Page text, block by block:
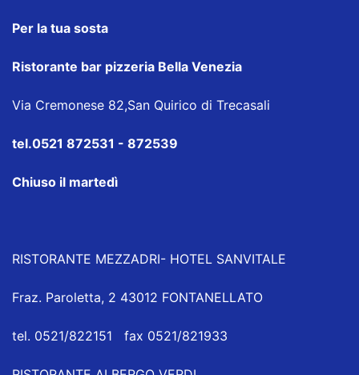
Per la tua sosta
Ristorante bar pizzeria Bella Venezia
Via Cremonese 82,San Quirico di Trecasali
tel.0521 872531 - 872539
Chiuso il martedì
RISTORANTE MEZZADRI- HOTEL SANVITALE
Fraz. Paroletta, 2 43012 FONTANELLATO
tel. 0521/822151 fax 0521/821933